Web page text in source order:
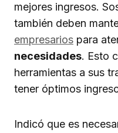
mejores ingresos.
también deben
empresarios para
necesidades. Esto
herramientas a sus
tener óptimos
Indicó que es